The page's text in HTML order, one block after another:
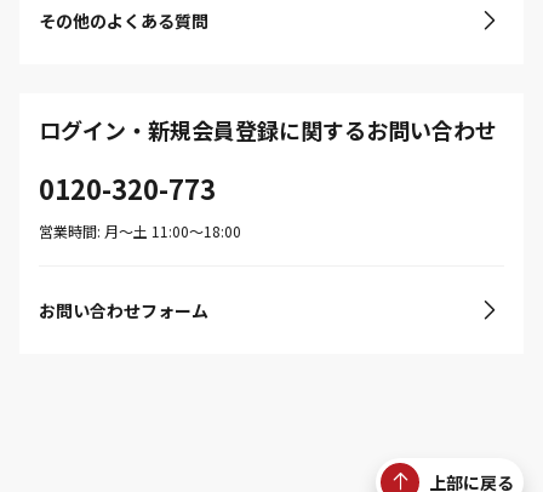
その他のよくある質問
ログイン・新規会員登録に関するお問い合わせ
0120-320-773
営業時間: 月〜土 11:00〜18:00
お問い合わせフォーム
上部に戻る